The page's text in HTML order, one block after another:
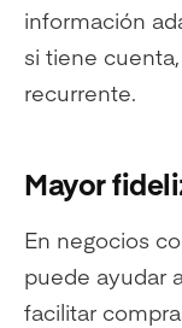
información
si tiene
recurrente.
Mayor
En negocios
puede ayudar
facilitar